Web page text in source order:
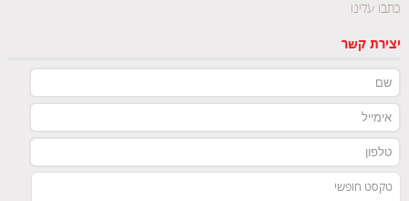
כתבו עלינו
יצירת קשר